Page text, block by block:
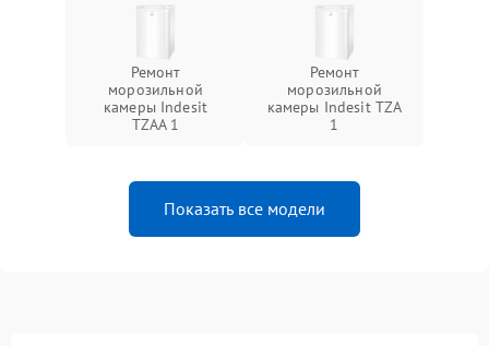
Ремонт
морозильной
камеры Indesit
TZAA 1
Ремонт
морозильной
камеры Indesit TZA
1
Показать все модели